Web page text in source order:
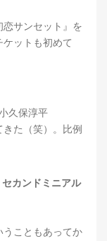
サンセット』を
ットも初めて
久保淳平
た（笑）。比例
カンドミニアル
こともあってか